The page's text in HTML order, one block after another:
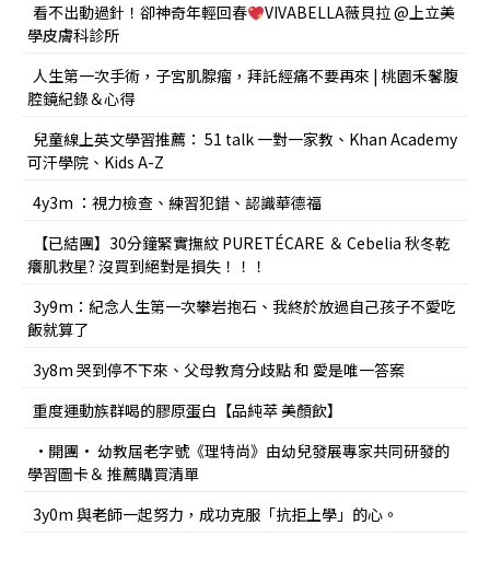
看不出動過針！卻神奇年輕回春
VIVABELLA薇貝拉 @上立美
學皮膚科診所
人生第一次手術，子宮肌腺瘤，拜託經痛不要再來 | 桃園禾馨腹
腔鏡紀錄＆心得
兒童線上英文學習推薦： 51 talk 一對一家教、Khan Academy
可汗學院、Kids A-Z
4y3m ：視力檢查、練習犯錯、認識華德福
【已結團】30分鐘緊實撫紋 PURETÉCARE ＆ Cebelia 秋冬乾
癢肌救星? 沒買到絕對是損失！！！
3y9m：紀念人生第一次攀岩抱石、我終於放過自己孩子不愛吃
飯就算了
3y8m 哭到停不下來、父母教育分歧點 和 愛是唯一答案
重度運動族群喝的膠原蛋白【品純萃 美顏飲】
•開團• 幼教屆老字號《理特尚》由幼兒發展專家共同研發的
學習圖卡＆ 推薦購買清單
3y0m 與老師一起努力，成功克服「抗拒上學」的心。